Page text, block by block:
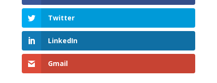
Twitter
LinkedIn
Gmail